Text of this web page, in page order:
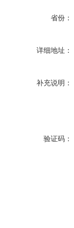
省份：
详细地址：
补充说明：
验证码：